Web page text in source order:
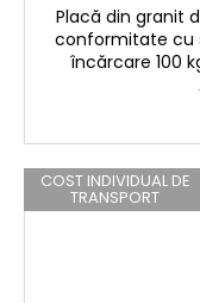
Placă din granit
conformitate cu
încărcare 100
COST INDIVIDUAL DE
TRANSPORT